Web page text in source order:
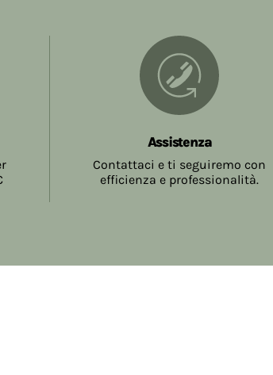
Assistenza
Contattaci e ti seguiremo con
efficienza e professionalità.